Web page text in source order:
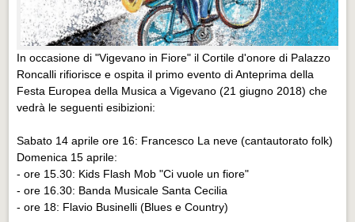
In occasione di "Vigevano in Fiore" il Cortile d'onore di Palazzo
Roncalli rifiorisce e ospita il primo evento di Anteprima della
Festa Europea della Musica a Vigevano (21 giugno 2018) che
vedrà le seguenti esibizioni:
Sabato 14 aprile ore 16: Francesco La neve (cantautorato folk)
Domenica 15 aprile:
- ore 15.30: Kids Flash Mob "Ci vuole un fiore"
- ore 16.30: Banda Musicale Santa Cecilia
- ore 18: Flavio Businelli (Blues e Country)